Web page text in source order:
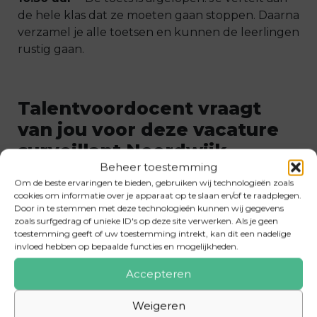
Beheer toestemming
Om de beste ervaringen te bieden, gebruiken wij technologieën zoals
cookies om informatie over je apparaat op te slaan en/of te raadplegen.
Door in te stemmen met deze technologieën kunnen wij gegevens
zoals surfgedrag of unieke ID's op deze site verwerken. Als je geen
toestemming geeft of uw toestemming intrekt, kan dit een nadelige
invloed hebben op bepaalde functies en mogelijkheden.
Accepteren
Weigeren
de hele klas dat ze moeten gaan stoppen. Daarna
verzamel je alle toetsen en kunnen de leerlingen
rustig gaan.
Talentvoordocent vraagt
van jou voor deze vacature
surveillant Noordwijk…
Je wil graag het onderwijs ontdekken.
Kennis van het onderwijs is een pre.
Fulltime, parttime of flexibel beschikbaar.
Pedagogisch en didactisch goed onderlegd.
1 of meerdere dagen beschikbaar in oktober,
november, januari, maart, mei en juni.